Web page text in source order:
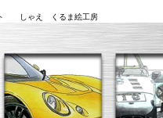
ト しゃえ くるま絵工房